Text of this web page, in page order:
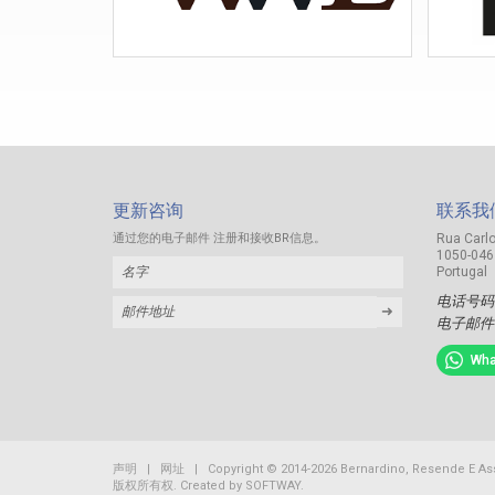
更新咨询
通过您的电子邮件 注册和接收BR信息。
➜
联系我
Rua
1050-
Portugal
电话号码
电子邮件
声明 | 网址 | Copyright © 2014-2026 Bernardino, Resende E
版权所有权. Created by SOFTWAY.